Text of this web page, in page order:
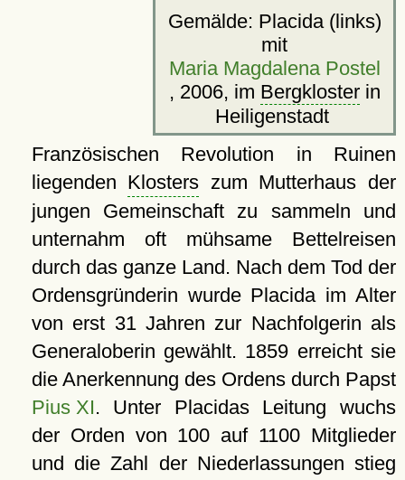
Gemälde: Placida (links)
mit
Maria Magdalena Postel
, 2006, im Bergklosterin
Heiligenstadt
Französischen Revolution in Ruinen
liegenden Klosters zum Mutterhaus der
jungen Gemeinschaft zu sammeln und
unternahm oft mühsame Bettelreisen
durch das ganze Land. Nach dem Tod der
Ordensgründerin wurde Placida im Alter
von erst 31 Jahren zur Nachfolgerin als
Generaloberin gewählt. 1859 erreicht sie
die Anerkennung des Ordens durch Papst
Pius XI. Unter Placidas Leitung wuchs
der Orden von 100 auf 1100 Mitglieder
und die Zahl der Niederlassungen stieg